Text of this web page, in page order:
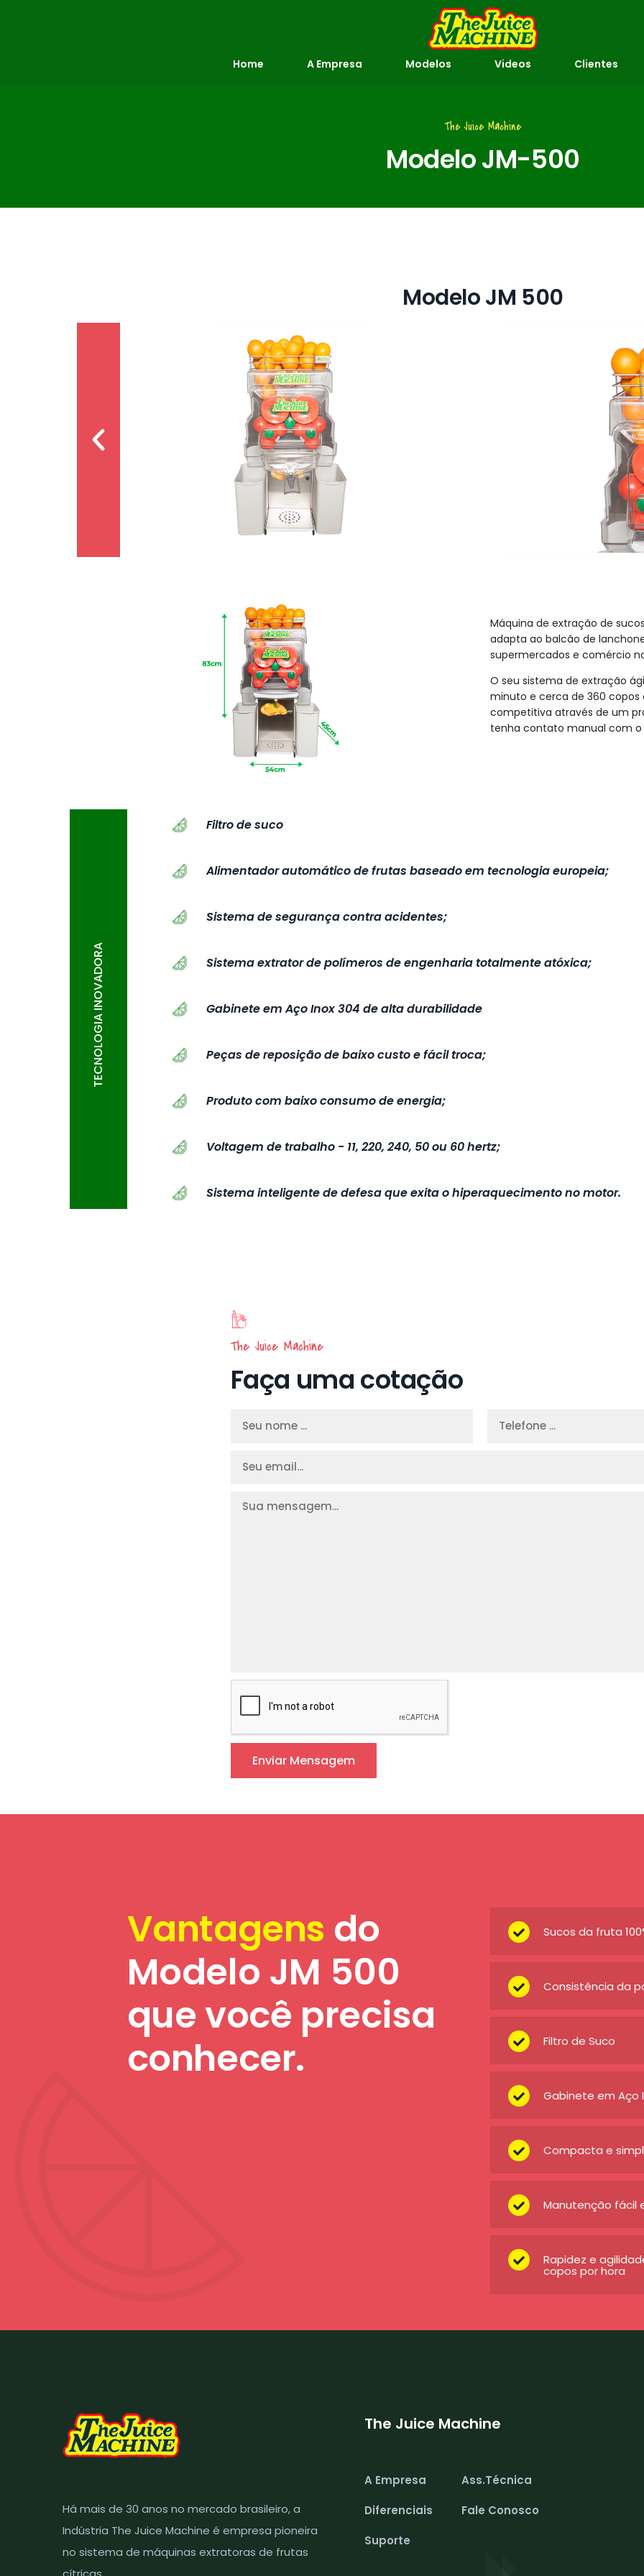
Home A Empresa Modelos Videos Clientes
The Juice Machine
Modelo JM-500
Modelo JM 500
Máquina de extração de
adapta ao balcão de
supermercados e comércio
O seu sistema de extração
minuto e cerca de 360
competitiva através de um
tenha contato manual com o
TECNOLOGIA INOVADORA
Filtro de suco
Alimentador automático de frutas baseado em tecnologia europeia;
Sistema de segurança contra acidentes;
Sistema extrator de polímeros de engenharia totalmente atóxica;
Gabinete em Aço Inox 304 de alta durabilidade
Peças de reposição de baixo custo e fácil troca;
Produto com baixo consumo de energia;
Voltagem de trabalho - 11, 220, 240, 50 ou 60 hertz;
Sistema inteligente de defesa que exita o hiperaquecimento no motor.
The Juice Machine
Faça uma cotação
Enviar Mensagem
Vantagens do
Modelo JM 500
que você precisa
conhecer.
Sucos da fruta
Consistência da
Filtro de Suco
Gabinete em Aço
Compacta e
Manutenção fácil
Rapidez e
copos por hora
Há mais de 30 anos no mercado brasileiro, a
Indústria The Juice Machine é empresa pioneira
no sistema de máquinas extratoras de frutas
The Juice Machine
A Empresa
Diferenciais
Suporte
Ass.Técnica
Fale Conosco